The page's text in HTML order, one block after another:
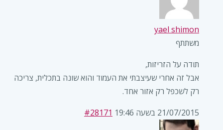
yael shimon
משתתף
תודה על הזריזות,
אבל זה אחרי שעיצבתי את העמוד והוא שונה בתכלית, צריכה
רק לשכפל רק אזור אחד.
21/07/2015 בשעה 19:46
#28171